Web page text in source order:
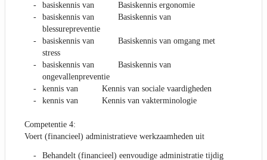
basiskennis van Basiskennis ergonomie
basiskennis van Basiskennis van
blessurepreventie
basiskennis van Basiskennis van omgang met
stress
basiskennis van Basiskennis van
ongevallenpreventie
kennis van Kennis van sociale vaardigheden
kennis van Kennis van vakterminologie
Competentie 4:
Voert (financieel) administratieve werkzaamheden uit
Behandelt (financieel) eenvoudige administratie tijdig